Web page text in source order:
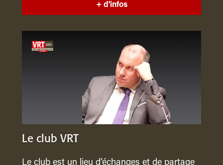
+ d'infos
Le club VRT
Le club est un lieu d’échanges et de partage